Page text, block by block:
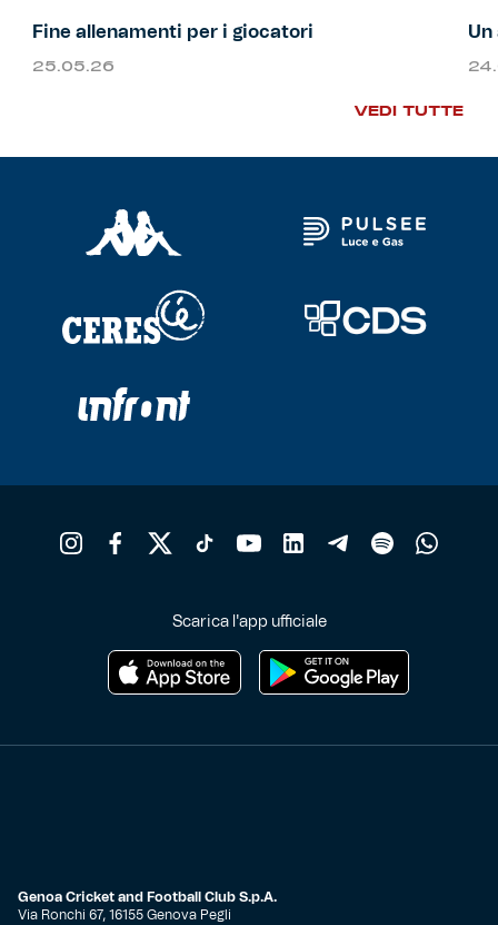
Fine allenamenti per i giocatori
25.05.26
Un
VEDI TUTTE
Scarica l'app ufficiale
Genoa Cricket and Football Club S.p.A.
Via Ronchi 67, 16155 Genova Pegli